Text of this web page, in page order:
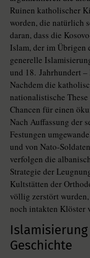
Ruinen katholischer
worden, die natürlich
daran, dass die
Islam, der im Übrigen
generelle
und 18. Jahrhundert –
Nachdem die
nationalistische
Chancen für einen
Nach Auffassung der
Festungen
und von Nato-
verfolgen die
Strategie der
Kultstätten der
völlig zerstört
noch intakten Klöster
Geschichte